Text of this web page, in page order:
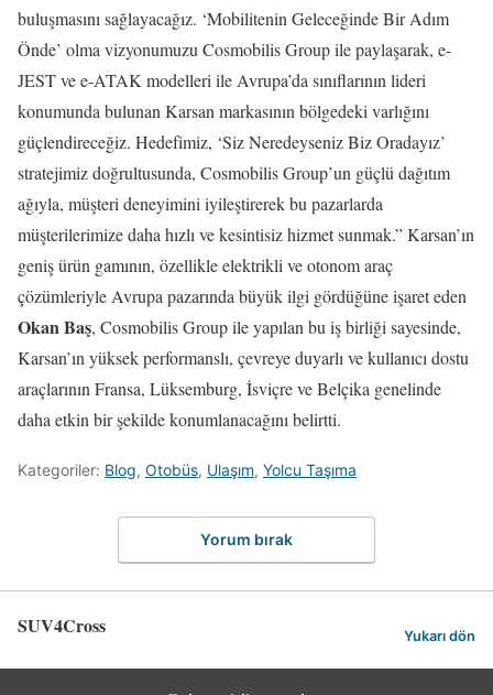
buluşmasını sağlayacağız. ‘Mobilitenin Geleceğinde Bir Adım
Önde’ olma vizyonumuzu Cosmobilis Group ile paylaşarak, e-
JEST ve e-ATAK modelleri ile Avrupa’da sınıflarının lideri
konumunda bulunan Karsan markasının bölgedeki varlığını
güçlendireceğiz. Hedefimiz, ‘Siz Neredeyseniz Biz Oradayız’
stratejimiz doğrultusunda, Cosmobilis Group’un güçlü dağıtım
ağıyla, müşteri deneyimini iyileştirerek bu pazarlarda
müşterilerimize daha hızlı ve kesintisiz hizmet sunmak.” Karsan’ın
geniş ürün gamının, özellikle elektrikli ve otonom araç
çözümleriyle Avrupa pazarında büyük ilgi gördüğüne işaret eden
Okan Baş, Cosmobilis Group ile yapılan bu iş birliği sayesinde,
Karsan’ın yüksek performanslı, çevreye duyarlı ve kullanıcı dostu
araçlarının Fransa, Lüksemburg, İsviçre ve Belçika genelinde
daha etkin bir şekilde konumlanacağını belirtti.
Kategoriler: Blog, Otobüs, Ulaşım, Yolcu Taşıma
Yorum bırak
SUV4Cross Yukarı dön